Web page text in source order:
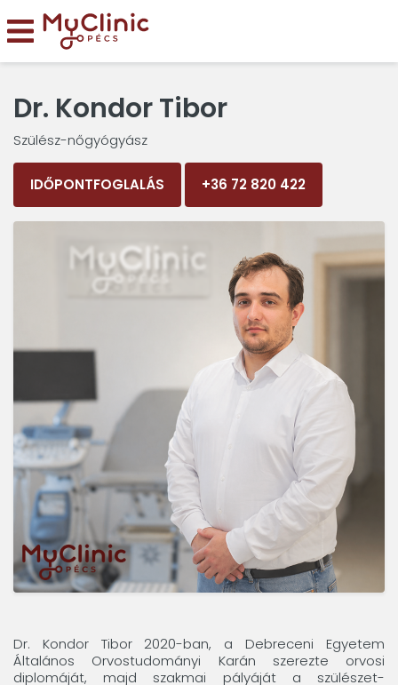
Dr. Kondor Tibor
Szülész-nőgyógyász
IDŐPONTFOGLALÁS +36 72 820 422
Dr. Kondor Tibor 2020-ban, a Debreceni Egyetem
Általános Orvostudományi Karán szerezte orvosi
diplomáját, majd szakmai pályáját a szülészet-